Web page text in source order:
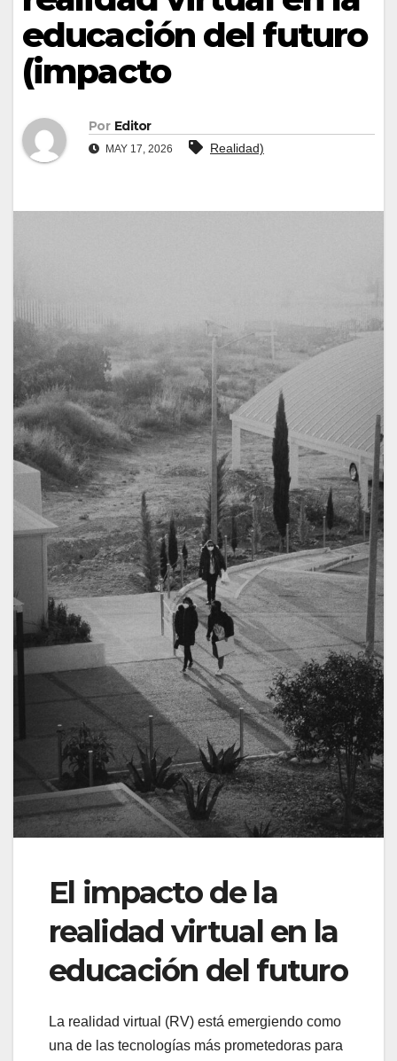
educación del futuro
(impacto
Por Editor
MAY 17, 2026 Realidad)
El impacto de la
realidad virtual en la
educación del futuro
La realidad virtual (RV) está emergiendo como
una de las tecnologías más prometedoras para